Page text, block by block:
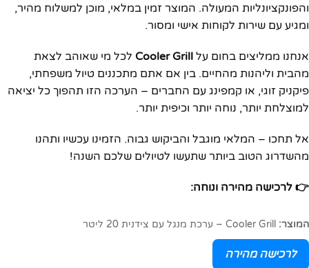
והפונקציונליות המעולה. המוצר זמין במלאי, מוכן למשלוח מהיר,
ומגיע עם שירות לקוחות אישי ומסור.
אנחנו ממליצים בחום על Cooler Grill לכל מי שאוהב לצאת
מהבית וליהנות מהחיים. בין אם אתם מתכננים טיול משפחתי,
פיקניק זוגי, או קמפינג עם החברים – הערכה הזו תהפוך כל יציאה
למוצלחת יותר, נוחה יותר וכיפית יותר.
אל תחכו – המלאי מוגבל והביקוש גבוה. הזמינו עכשיו ותהנו
מהשדרוג הטוב ביותר שתעשו לטיולים שלכם השנה!
👉 לרכישה מהירה ונוחה:
המוצר:
לרכישה מהירה